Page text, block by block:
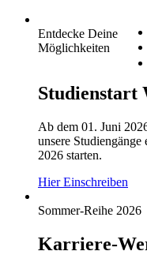
Entdecke Deine
Möglichkeiten
Studienstart
Ab dem 01. Juni
unsere Studiengänge
2026 starten.
Hier Einschreiben
Sommer-Reihe 2026
Karriere-